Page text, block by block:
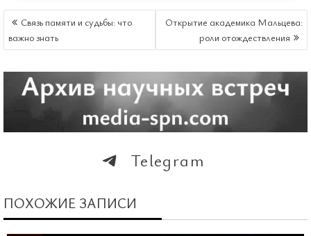
НАВИГАЦИЯ
ПО
ЗАПИСЯМ
Связь памяти и судьбы: что
важно знать
Открытие академика Мальцева:
роли отождествления
Telegram
ПОХОЖИЕ ЗАПИСИ